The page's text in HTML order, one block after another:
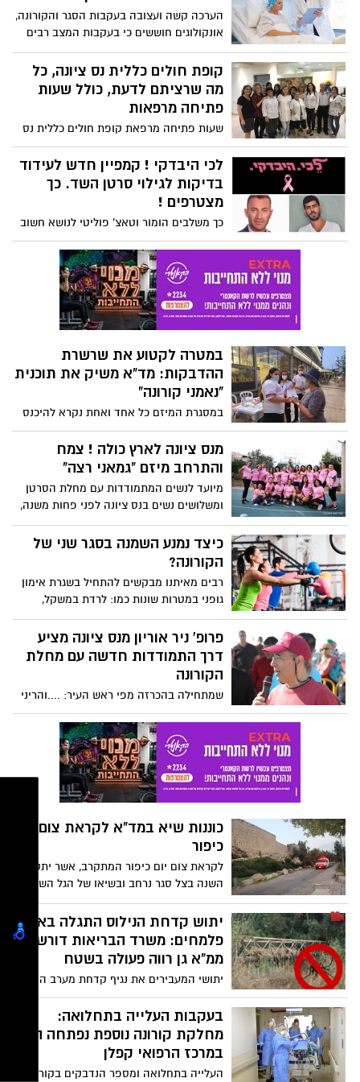
הערכה קשה ועצובה בעקבות הסגר והקורונה,
אונקולוגים חוששים כי בעקבות המצב רבים
נמנעים מהגעה לבדיקות וכתוצאה מכך נחווה
גל של חולי סרטן חדשים שוויתרו על בדיקות
זמן רב
קופת חולים כללית נס ציונה, כל
מה שרציתם לדעת, כולל שעות
פתיחה מרפאות
שעות פתיחה מרפאת קופת חולים כללית נס
ציונה. סניף הקניותר, סניף ביאליק, טלפון
זימון תורים, רשימת שירותים, שעות פעילות
מעבדה ומידע למבוטחי כללית, בתי מרקחת
בנס ציונה המכבדים מרשמי כללית נס ציונה
לכי היבדקי ! קמפיין חדש לעידוד
בדיקות לגילוי סרטן השד. כך
מצטרפים !
כך משלבים הומור וטאצ' פוליטי לנושא חשוב
באמת ! לרגל חודש המודעות לסרטן השד
החליטו ב'גלאי תקשורת' להוביל מהלך
מתוחכם לקידום מודעות הבדיקות המוקדמות
לגילוי סרטן השד , עם הסלוגן "לכי היבדקי"
הרוכב על גל ה"לך" - "לכו אתם"... קבלו את
גל בייסברג וגיל אוקונין מ"גלאי תקשורת" יוזמי
כך חשוב ! וכמובן שנו את תמונת הפייסבוק
שלכם כמחוות עידוד.
במטרה לקטוע את שרשרת
ההדבקות: מד"א משיק את תוכנית
"נאמני קורונה"
במסגרת המיזם כל אחד ואחת נקרא להיכנס
לאתר מד"א וללמוד ללא עלות בקורס
מתוקשב וקצר על נגיף הקורונה ועל דרכי
ההתמודדות לגדיעת שרשרת ההדבקה מנגיף
יומן אישי שיהווה אמצעי מקדים לחקירה
מנס ציונה לארץ כולה ! צמח
והתרחב מיזם "גמאני רצה"
מיועד לנשים המתמודדות עם מחלת הסרטן
ומשלושים נשים בנס ציונה לפני פחות משנה,
שנענו ליוזמתו של עמרי פדהצור - צמח
לפרויקט ארצי ובו מעל 1,000 רצות ומעל 60
מאמני ריצה וכושר בעשרות ישובים גמאני
רצה נס ציונה- צילום: שירלי רוזנס
כיצד נמנע השמנה בסגר שני של
הקורונה?
רבים מאיתנו מבקשים להתחיל בשגרת אימון
גופני במטרות שונות כמו: לרדת במשקל,
לשמור על גמישות, לשפר מהירות, לחזק את
הגוף, להגדיל מסת שריר ובאופן כללי לתרום
לבריאות איתנה. אך מה קורה כשהחשש
מעמידה בשגרת אימונים קבועה עוצר אותנו
מלהתחיל ומונע מאיתנו להשיג את היעד
הנכסף? ומה קורה שאנו בסגר בבית?
פרופ' ניר אוריון מנס ציונה מציע
דרך התמודדות חדשה עם מחלת
הקורונה
שמתחילה בהכרזה מפי ראש העיר: ....והריני
מכריז בזאת על הקמת מדינת נס-ציונה !
נשמע הזוי? קיראו ותופתעו :
כוננות שיא במד"א לקראת צום יום
כיפור
לקראת צום יום כיפור המתקרב, אשר יתקיים
השנה בצל סגר נרחב ובשיאו של הגל השני,
נערך ארגון מד"א בכוחות מתוגברים ובכוננות
חירום, על מנת להעניק סיוע ושירותי רפואה
ביום עמוס זה.
יתוש קדחת הנילוס התגלה באזור
פלמחים: משרד הבריאות דורש
ממ"א גן רווה פעולה בשטח
יתושי המעבירים את נגיף קדחת מערב הנילוס
התגלו בשפלה הדרומית; המשרד להגנת
הסביבה דרש מהמועצה האזורית גן רווה
לבצע ניטור, ובמידת הצורך לבצע הדברה
מידית מוקדי היתושים סמוכים לנס ציונה
נמצאו באזור פלמחים השייכת למועצת גן
בעקבות העלייה בתחלואה:
מחלקת קורונה נוספת נפתחה היום
במרכז הרפואי קפלן
העלייה בתחלואה ומספר הנדבקים בקורונה